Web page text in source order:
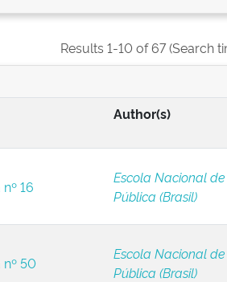
Results 1-10 of 67 (Search
Author(s)
16
Escola Nacional
Pública (Brasil)
50
Escola Nacional
Pública (Brasil)